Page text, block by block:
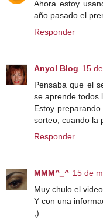
Ahora estoy
año pasado el
Responder
Anyol Blog 15
Pensaba que el
se aprende todos
Estoy
sorteo, cuando la
Responder
MMM^_^ 15 de
Muy chulo el
Y con una
;)